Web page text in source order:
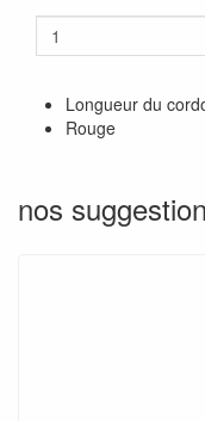
Longueur du
Rouge
nos